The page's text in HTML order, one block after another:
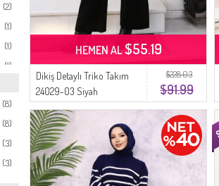
(2)
(1)
(1)
(1)
(8)
(8)
(3)
(3)
$228.03
$91.99
Dikiş Detaylı Triko Takım
24029-03 Siyah
HEMEN AL$55.19